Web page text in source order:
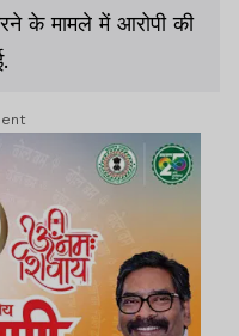
के मामले में आरोपी की